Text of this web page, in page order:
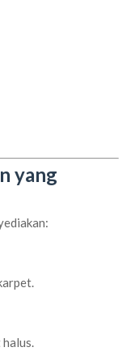
yang